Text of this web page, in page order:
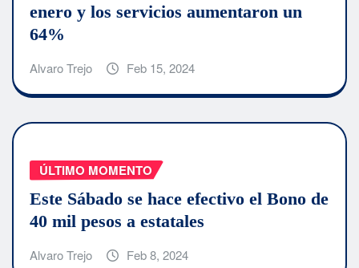
enero y los servicios aumentaron un
64%
Alvaro Trejo Feb 15, 2024
ÚLTIMO MOMENTO
Este Sábado se hace efectivo el Bono de
40 mil pesos a estatales
Alvaro Trejo Feb 8, 2024